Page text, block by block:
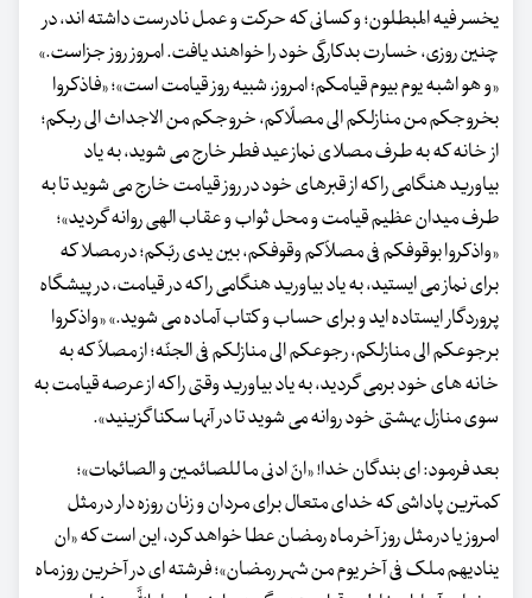
یخسر فیه المبطلون؛ و کسانی که حرکت و عمل نادرست داشته اند، در
چنین روزی، خسارت بدکارگی خود را خواهند یافت. امروز روز جزاست.»
«و هو اشبه یوم بیوم قیامکم؛ امروز، شبیه روز قیامت است»؛ «فاذکروا
بخروجکم من منازلکم الی مصلّاکم، خروجکم من الاجداث الی ربکم؛
از خانه که به طرف مصلای نماز عید فطر خارج می شوید، به یاد
بیاورید هنگامی را که از قبرهای خود در روز قیامت خارج می شوید تا به
طرف میدان عظیم قیامت و محل ثواب و عقاب الهی روانه گردید»؛
«واذکروا بوقوفکم فی مصلاّکم وقوفکم، بین یدی ربّکم؛ در مصلا که
برای نماز می ایستید، به یاد بیاورید هنگامی را که در قیامت، در پیشگاه
پروردگار ایستاده اید و برای حساب و کتاب آماده می شوید.» «واذکروا
برجوعکم الی منازلکم، رجوعکم الی منازلکم فی الجنّه؛ از مصلاّ که به
خانه های خود برمی گردید، به یاد بیاورید وقتی را که از عرصه قیامت به
سوی منازل بهشتی خود روانه می شوید تا در آنها سکنا گزینید».
بعد فرمود: ای بندگان خدا! «انّ ادنی ما للصائمین و الصائمات»؛
کمترین پاداشی که خدای متعال برای مردان و زنان روزه دار در مثل
امروز یا در مثل روز آخر ماه رمضان عطا خواهد کرد، این است که «ان
ینادیهم ملک فی آخر یوم من شهر رمضان»؛ فرشته ای در آخرین روز ماه